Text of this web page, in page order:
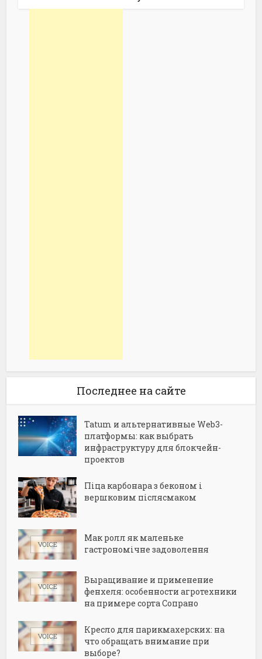
Последнее на сайте
Tatum и альтернативные Web3-
платформы: как выбрать
инфраструктуру для блокчейн-
проектов
Піца карбонара з беконом і
вершковим післясмаком
Мак ролл як маленьке
гастрономічне задоволення
Выращивание и применение
фенхеля: особенности агротехники
на примере сорта Сопрано
Кресло для парикмахерских: на
что обращать внимание при
выборе?